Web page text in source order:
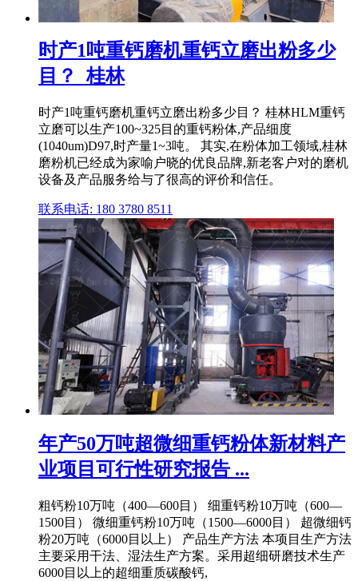
时产1吨重钙磨机重钙立磨出粉多少
目？_桂林
时产1吨重钙磨机重钙立磨出粉多少目？ 桂林HLM重钙
立磨可以生产100~325目的重钙粉体,产品细度
(1040um)D97,时产量1~3吨。 其实,在粉体加工领域,桂林
磨粉机已经成为家喻户晓的优良品牌,新老客户对的磨机
设备及产品服务给与了很高的评价和信任。
联系电话: 180 3780 8511
年产50万吨超微细重钙粉体新材料产
业项目可行性研究报告 ...
粗钙粉10万吨（400—600目） 细重钙粉10万吨（600—
1500目） 微细重钙粉10万吨（1500—6000目） 超微细钙
粉20万吨（6000目以上） 产品生产方法 本项目生产方法
主要采用干法、湿法生产方案。采用超细研磨技术生产
6000目以上的超细重质碳酸钙,